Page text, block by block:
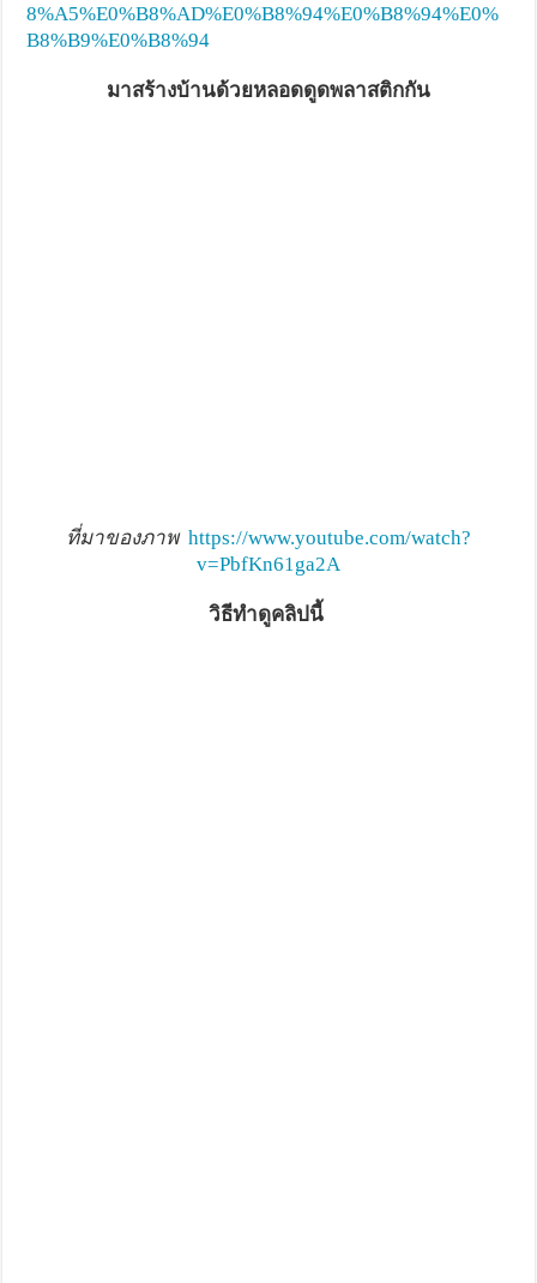
8%A5%E0%B8%AD%E0%B8%94%E0%B8%94%E0%
B8%B9%E0%B8%94
มาสร้างบ้านด้วยหลอดดูดพลาสติกกัน
ที่มาของภาพ https://www.youtube.com/watch?
v=PbfKn61ga2A
วิธีทำดูคลิปนี้